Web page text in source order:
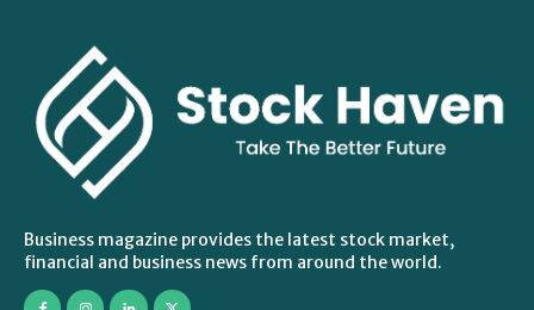
Business magazine provides the latest stock market,
financial and business news from around the world.